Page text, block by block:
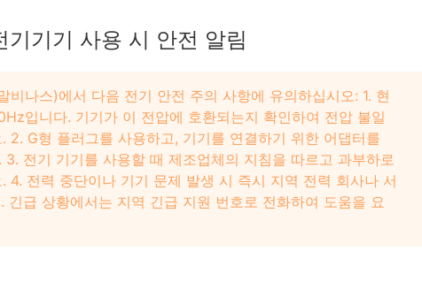
기기 사용 시 안전 알림
비나스)에서 다음 전기 안전 주의 사항에 유의하십시오: 1. 현
입니다. 기기가 이 전압에 호환되는지 확인하여 전압 불일
2. G형 플러그를 사용하고, 기기를 연결하기 위한 어댑터를
전기 기기를 사용할 때 제조업체의 지침을 따르고 과부하로
4. 전력 중단이나 기기 문제 발생 시 즉시 지역 전력 회사나 서
긴급 상황에서는 지역 긴급 지원 번호로 전화하여 도움을 요